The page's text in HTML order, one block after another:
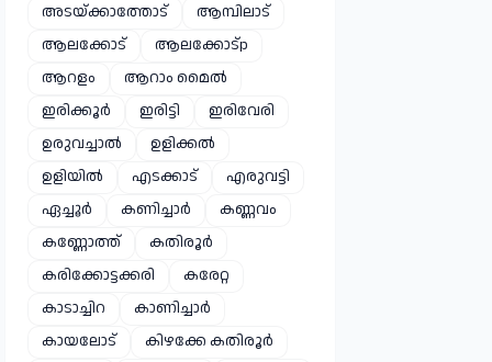
അടയ്ക്കാത്തോട്
ആമ്പിലാട്
ആലക്കോട്
ആലക്കോട്p
ആറളം
ആറാം മൈൽ
ഇരിക്കൂർ
ഇരിട്ടി
ഇരിവേരി
ഉരുവച്ചാൽ
ഉളിക്കൽ
ഉളിയിൽ
എടക്കാട്
എരുവട്ടി
ഏച്ചൂർ
കണിച്ചാർ
കണ്ണവം
കണ്ണോത്ത്
കതിരൂർ
കരിക്കോട്ടക്കരി
കരേറ്റ
കാടാച്ചിറ
കാണിച്ചാർ
കായലോട്
കിഴക്കേ കതിരൂർ